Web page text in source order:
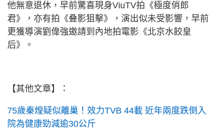
他無意退休，早前驚喜現身ViuTV拍《極度俏郎
君》，亦有拍《叠影狙擊》，演出似未受影響，早前
更獲導演劉偉強邀請到內地拍電影《北京水餃皇
后》。
【其他文章】：
75歲秦煌疑似離巢！效力TVB 44載 近年兩度跌倒入
院為健康勁減逾30公斤